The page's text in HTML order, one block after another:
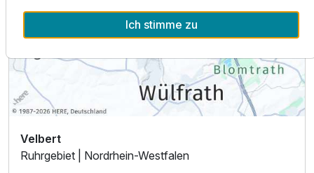
1 Erwachsenen und 1 Kind
Velbert
Ruhrgebiet | Nordrhein-Westfalen
Ich stimme zu